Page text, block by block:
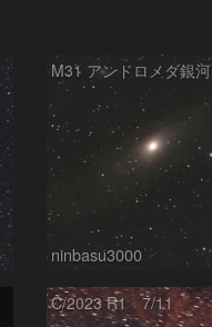
M31 アンドロメダ銀河
ninbasu3000
C/2023 R1 7/11